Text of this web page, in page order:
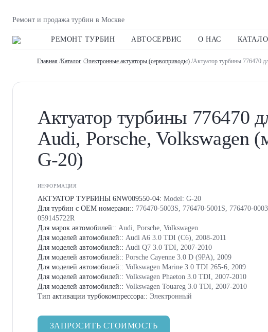
Ремонт и продажа турбин в Москве
РЕМОНТ ТУРБИН АВТОСЕРВИС О НАС
Главная /Каталог /Электронные актуаторы (сервоприводы) /Актуатор турбины 776470
Актуатор турбины 776470
Audi, Porsche, Volkswagen
G-20)
ИНФОРМАЦИЯ
АКТУАТОР ТУРБИНЫ 6NW009550-04: Model: G-20
Для турбин с OEM номерами:: 776470-5003S, 776470-5001S, 776470-
059145722R
Для марок автомобилей:: Audi, Porsche, Volkswagen
Для моделей автомобилей:: Audi A6 3.0 TDI (C6), 2008-2011
Для моделей автомобилей:: Audi Q7 3.0 TDI, 2007-2010
Для моделей автомобилей:: Porsche Cayenne 3.0 D (9PA), 2009
Для моделей автомобилей:: Volkswagen Marine 3.0 TDI 265-6, 2009
Для моделей автомобилей:: Volkswagen Phaeton 3.0 TDI, 2007-2010
Для моделей автомобилей:: Volkswagen Touareg 3.0 TDI, 2007-2010
Тип активации турбокомпрессора:: Электронный
ЗАПРОСИТЬ СТОИМОСТЬ